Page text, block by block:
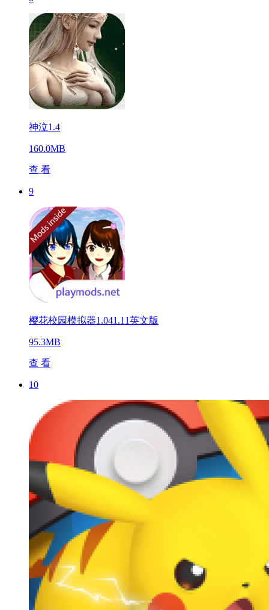
神泣1.4
160.0MB
查 看
9
樱花校园模拟器1.041.11英文版
95.3MB
查 看
10